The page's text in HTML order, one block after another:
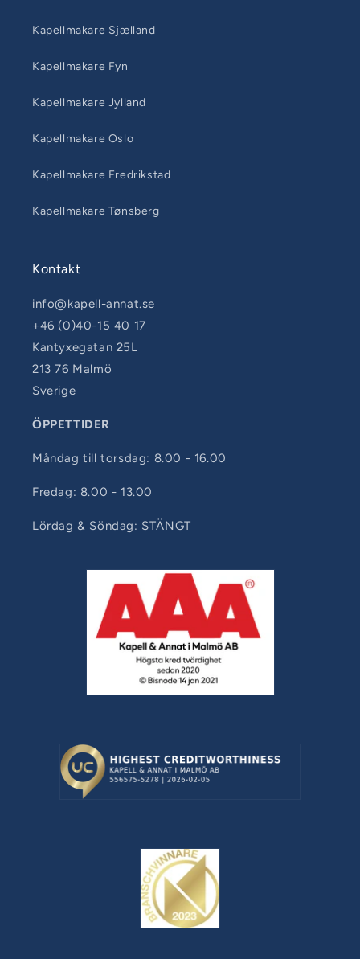
Kapellmakare Sjælland
Kapellmakare Fyn
Kapellmakare Jylland
Kapellmakare Oslo
Kapellmakare Fredrikstad
Kapellmakare Tønsberg
Kontakt
info@kapell-annat.se
+46 (0)40-15 40 17
Kantyxegatan 25L
213 76 Malmö
Sverige
ÖPPETTIDER
Måndag till torsdag: 8.00 - 16.00
Fredag: 8.00 - 13.00
Lördag & Söndag: STÄNGT